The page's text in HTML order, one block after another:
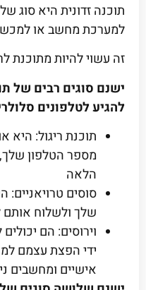
תוכנה זדונית היא סוג
למערכת מחשב או
זה עשוי להיות מתוכנת
ישנם סוגים רבים של
להגיע לטלפונים
תוכנת ריגול: היא
מספר הטלפון
הלאה
סוסים טרויאניים:
שלך ולשלוח
וירוסים: הם
ידי הפצת עצמם
אישיים ומחשבים